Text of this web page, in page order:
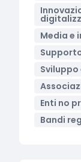
Media e
Enti no
Bandi